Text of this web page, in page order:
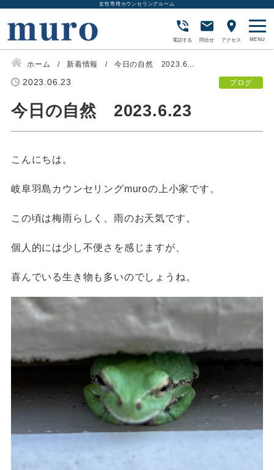
女性専用カウンセリングルーム
電話する 問合せ アクセス
ホーム 新着情報 今日の自然 2023.6...
2023.06.23 ブログ
今日の自然 2023.6.23
こんにちは。
岐阜羽島カウンセリングmuroの上小家です。
この頃は梅雨らしく、雨のお天気です。
個人的には少し不便さを感じますが、
喜んでいる生き物も多いのでしょうね。